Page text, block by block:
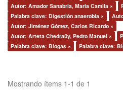
Autor: Amador Sanabria, Maria Camila ×
Palabra clave: Digestión anaerobia ×
Autor: Jiménez Gómez, Carlos Ricardo ×
Autor: Arteta Chedraüy, Pedro Manuel ×
Palabra clave: Biogas ×
Palabra clave:
Mostrando ítems 1-1 de 1